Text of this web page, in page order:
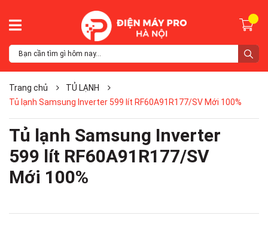
Trang chủ
TỦ LẠNH
Tủ lạnh Samsung Inverter 599 lít RF60A91R177/SV Mới 100%
Tủ lạnh Samsung Inverter
599 lít RF60A91R177/SV
Mới 100%